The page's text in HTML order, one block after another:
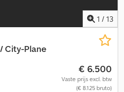
1 / 13
City-Plane
€ 6.500
Vaste prijs excl. btw
(€ 8.125 bruto)